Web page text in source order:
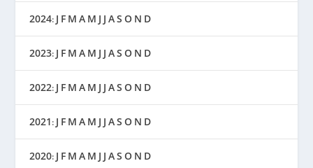
2024: J F M A M J J AS O N D
2023: J F M A M J J AS O N D
2022: J F M A M J J AS O N D
2021: J F M A M J J AS O N D
2020: J F M A M J J AS O N D